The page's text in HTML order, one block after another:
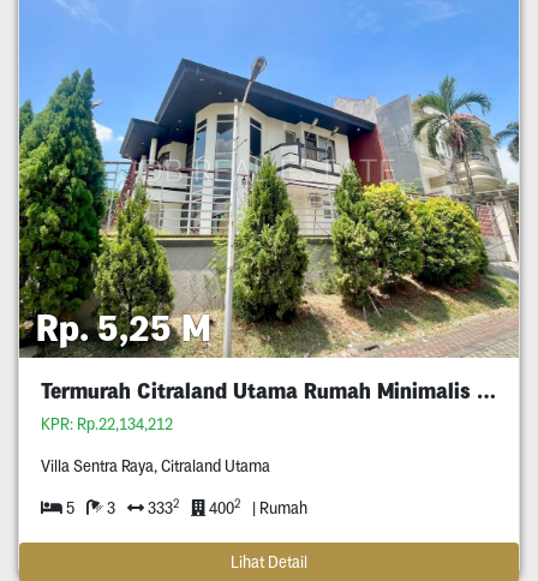
Rp. 5,25 M
Termurah Citraland Utama Rumah Minimalis 5M An
KPR: Rp.22,134,212
Villa Sentra Raya, Citraland Utama
5 3 3332 4002 | Rumah
Lihat Detail